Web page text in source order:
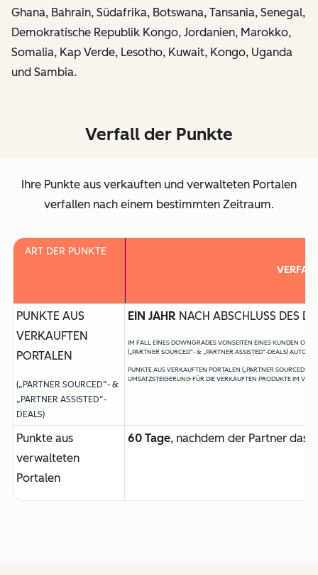
Ghana, Bahrain, Südafrika, Botswana, Tansania, Senegal,
Demokratische Republik Kongo, Jordanien, Marokko,
Somalia, Kap Verde, Lesotho, Kuwait, Kongo, Uganda
und Sambia.
Verfall der Punkte
Ihre Punkte aus verkauften und verwalteten Portalen
verfallen nach einem bestimmten Zeitraum.
ART DER PUNKTE
PUNKTE AUS
VERKAUFTEN
PORTALEN
(„PARTNER SOURCED“- &
„PARTNER ASSISTED“-
DEALS)
EIN JAHR NACH ABSCHLUSS DES
IM FALL EINES DOWNGRADES VONSEITEN EINES KUNDEN
(„PARTNER SOURCED“- & „PARTNER ASSISTED“-DEALS)
PUNKTE AUS VERKAUFTEN PORTALEN („PARTNER SOURCED“-
UMSATZSTEIGERUNG FÜR DIE VERKAUFTEN PRODUKTE IM
Punkte aus
verwalteten
Portalen
60 Tage, nachdem der Partner das